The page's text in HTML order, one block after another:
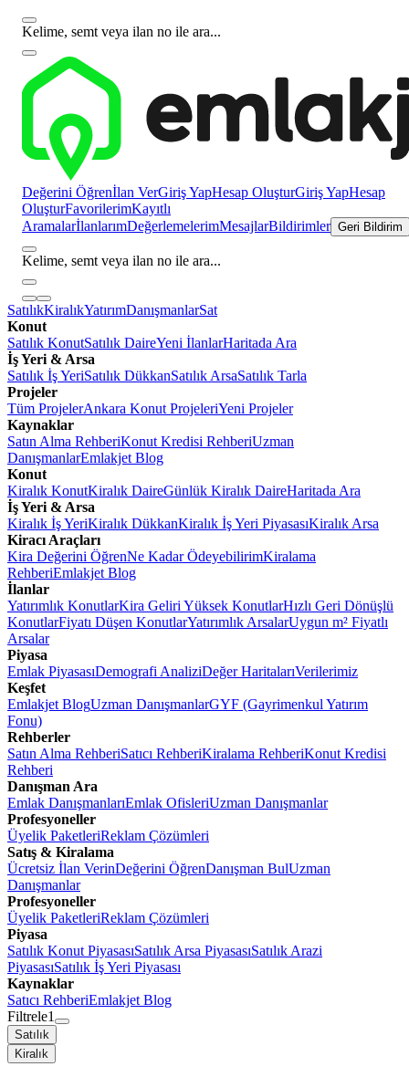
Kelime, semt veya ilan no ile ara...
Değerini Öğrenİlan VerGiriş YapHesap OluşturGiriş YapHesap
OluşturFavorilerimKayıtlı
AramalarİlanlarımDeğerlemelerimMesajlarBildirimler Geri Bildirim
Kelime, semt veya ilan no ile ara...
SatılıkKiralıkYatırımDanışmanlarSat
Konut
Satılık KonutSatılık DaireYeni İlanlarHaritada Ara
İş Yeri & Arsa
Satılık İş YeriSatılık DükkanSatılık ArsaSatılık Tarla
Projeler
Tüm ProjelerAnkara Konut ProjeleriYeni Projeler
Kaynaklar
Satın Alma RehberiKonut Kredisi RehberiUzman
DanışmanlarEmlakjet Blog
Konut
Kiralık KonutKiralık DaireGünlük Kiralık DaireHaritada Ara
İş Yeri & Arsa
Kiralık İş YeriKiralık DükkanKiralık İş Yeri PiyasasıKiralık Arsa
Kiracı Araçları
Kira Değerini ÖğrenNe Kadar ÖdeyebilirimKiralama
RehberiEmlakjet Blog
İlanlar
Yatırımlık KonutlarKira Geliri Yüksek KonutlarHızlı Geri Dönüşlü
KonutlarFiyatı Düşen KonutlarYatırımlık ArsalarUygun m² Fiyatlı
Arsalar
Piyasa
Emlak PiyasasıDemografi AnaliziDeğer HaritalarıVerilerimiz
Keşfet
Emlakjet BlogUzman DanışmanlarGYF (Gayrimenkul Yatırım
Fonu)
Rehberler
Satın Alma RehberiSatıcı RehberiKiralama RehberiKonut Kredisi
Rehberi
Danışman Ara
Emlak DanışmanlarıEmlak OfisleriUzman Danışmanlar
Profesyoneller
Üyelik PaketleriReklam Çözümleri
Satış & Kiralama
Ücretsiz İlan VerinDeğerini ÖğrenDanışman BulUzman
Danışmanlar
Profesyoneller
Üyelik PaketleriReklam Çözümleri
Piyasa
Satılık Konut PiyasasıSatılık Arsa PiyasasıSatılık Arazi
PiyasasıSatılık İş Yeri Piyasası
Kaynaklar
Satıcı RehberiEmlakjet Blog
Filtrele1
Satılık
Kiralık